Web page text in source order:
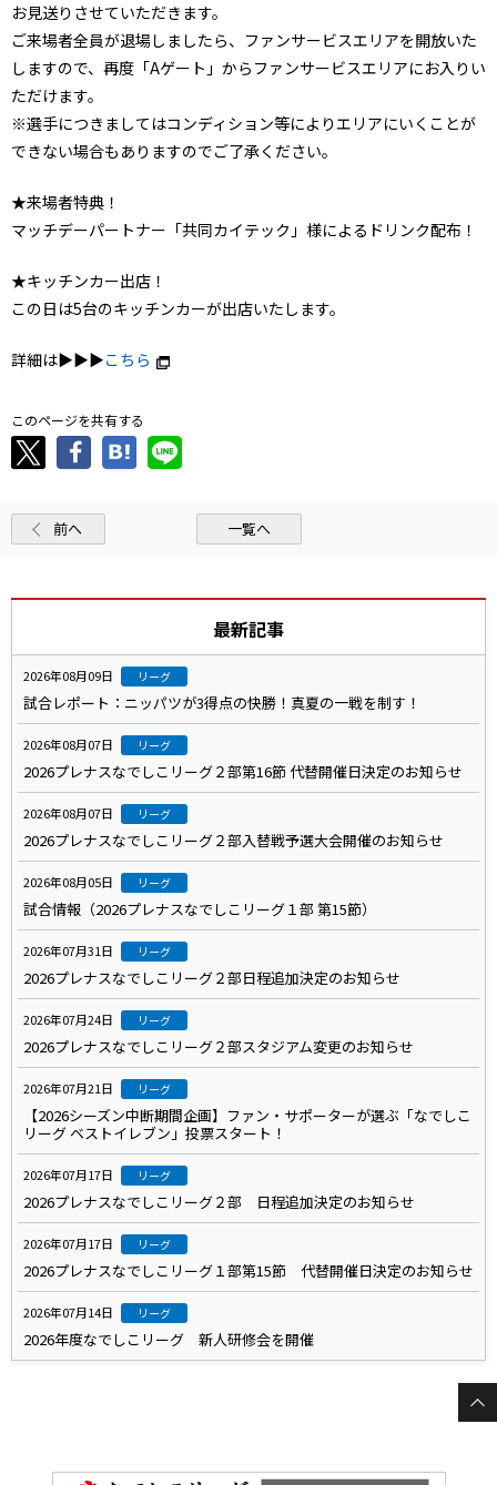
お見送りさせていただきます。
ご来場者全員が退場しましたら、ファンサービスエリアを開放いた
しますので、再度「Aゲート」からファンサービスエリアにお入りい
ただけます。
※選手につきましてはコンディション等によりエリアにいくことが
できない場合もありますのでご了承ください。
★来場者特典！
マッチデーパートナー「共同カイテック」様によるドリンク配布！
★キッチンカー出店！
この日は5台のキッチンカーが出店いたします。
詳細は▶▶▶こちら
このページを共有する
前へ 一覧へ
最新記事
2026年08月09日 リーグ
試合レポート：ニッパツが3得点の快勝！真夏の一戦を制す！
2026年08月07日 リーグ
2026プレナスなでしこリーグ２部第16節 代替開催日決定のお知らせ
2026年08月07日 リーグ
2026プレナスなでしこリーグ２部入替戦予選大会開催のお知らせ
2026年08月05日 リーグ
試合情報（2026プレナスなでしこリーグ１部 第15節）
2026年07月31日 リーグ
2026プレナスなでしこリーグ２部日程追加決定のお知らせ
2026年07月24日 リーグ
2026プレナスなでしこリーグ２部スタジアム変更のお知らせ
2026年07月21日 リーグ
【2026シーズン中断期間企画】ファン・サポーターが選ぶ「なでしこ
リーグ ベストイレブン」投票スタート！
2026年07月17日 リーグ
2026プレナスなでしこリーグ２部 日程追加決定のお知らせ
2026年07月17日 リーグ
2026プレナスなでしこリーグ１部第15節 代替開催日決定のお知らせ
2026年07月14日 リーグ
2026年度なでしこリーグ 新人研修会を開催